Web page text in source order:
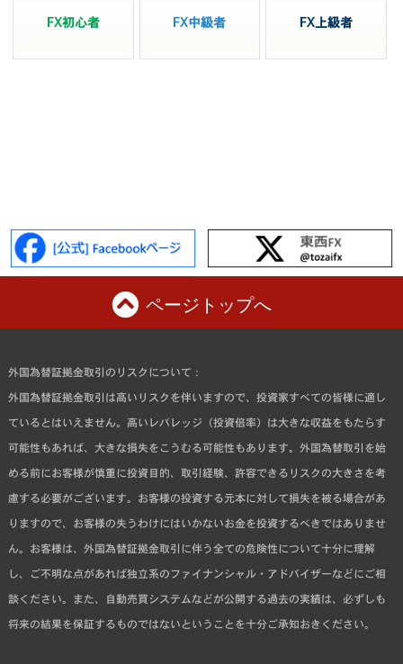
FX初心者 FX中級者 FX上級者
ページトップへ
外国為替証拠金取引のリスクについて：
外国為替証拠金取引は高いリスクを伴いますので、投資家すべての皆様に適し
ているとはいえません。高いレバレッジ（投資倍率）は大きな収益をもたらす
可能性もあれば、大きな損失をこうむる可能性もあります。外国為替取引を始
める前にお客様が慎重に投資目的、取引経験、許容できるリスクの大きさを考
慮する必要がございます。お客様の投資する元本に対して損失を被る場合があ
りますので、お客様の失うわけにはいかないお金を投資するべきではありませ
ん。お客様は、外国為替証拠金取引に伴う全ての危険性について十分に理解
し、ご不明な点があれば独立系のファイナンシャル・アドバイザーなどにご相
談ください。また、自動売買システムなどが公開する過去の実績は、必ずしも
将来の結果を保証するものではないということを十分ご承知おきください。